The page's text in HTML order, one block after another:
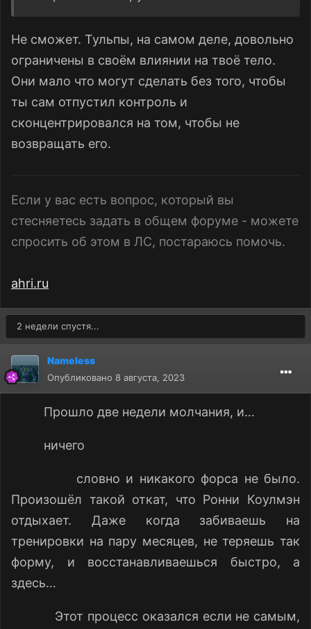
Не сможет. Тульпы, на самом деле, довольно
ограничены в своём влиянии на твоё тело.
Они мало что могут сделать без того, чтобы
ты сам отпустил контроль и
сконцентрировался на том, чтобы не
возвращать его.
Если у вас есть вопрос, который вы
стесняетесь задать в общем форуме - можете
спросить об этом в ЛС, постараюсь помочь.
ahri.ru
2 недели спустя...
Nameless
Опубликовано 8 августа, 2023
Прошло две недели молчания, и…
ничего
словно и никакого форса не было.
Произошёл такой откат, что Ронни Коулмэн
отдыхает. Даже когда забиваешь на
тренировки на пару месяцев, не теряешь так
форму, и восстанавливаешься быстро, а
здесь…
Этот процесс оказался если не самым,